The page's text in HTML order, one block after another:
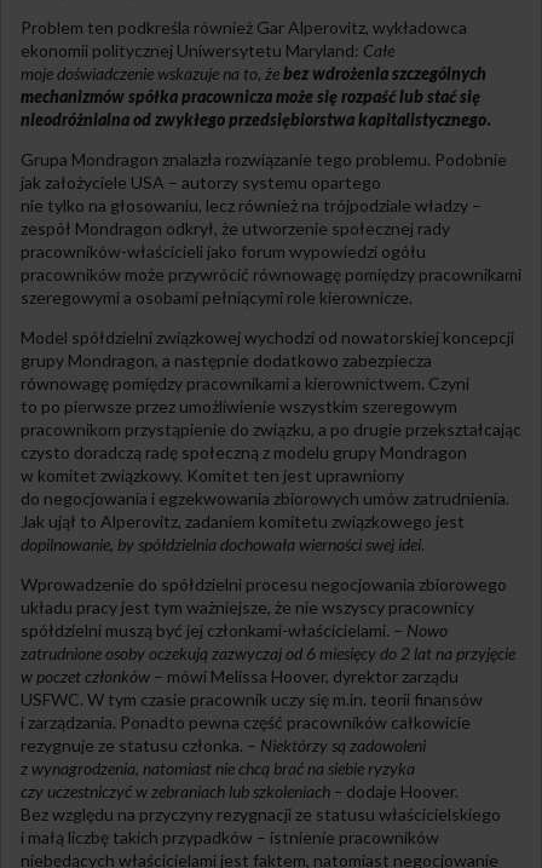
Problem ten podkreśla również Gar Alperovitz, wykładowca
ekonomii politycznej Uniwersytetu Maryland: Całe
moje doświadczenie wskazuje na to, żebez wdrożenia szczególnych
mechanizmów spółka pracownicza może się rozpaść lub stać się
nieodróżnialna od zwykłego przedsiębiorstwa kapitalistycznego.
Grupa Mondragon znalazła rozwiązanie tego problemu. Podobnie
jak założyciele USA – autorzy systemu opartego
nie tylko na głosowaniu, lecz również na trójpodziale władzy –
zespół Mondragon odkrył, że utworzenie społecznej rady
pracowników-właścicieli jako forum wypowiedzi ogółu
pracowników może przywrócić równowagę pomiędzy pracownikami
szeregowymi a osobami pełniącymi role kierownicze.
Model spółdzielni związkowej wychodzi od nowatorskiej koncepcji
grupy Mondragon, a następnie dodatkowo zabezpiecza
równowagę pomiędzy pracownikami a kierownictwem. Czyni
to po pierwsze przez umożliwienie wszystkim szeregowym
pracownikom przystąpienie do związku, a po drugie przekształcając
czysto doradczą radę społeczną z modelu grupy Mondragon
w komitet związkowy. Komitet ten jest uprawniony
do negocjowania i egzekwowania zbiorowych umów zatrudnienia.
Jak ujął to Alperovitz, zadaniem komitetu związkowego jest
dopilnowanie, by spółdzielnia dochowała wierności swej idei.
Wprowadzenie do spółdzielni procesu negocjowania zbiorowego
układu pracy jest tym ważniejsze, że nie wszyscy pracownicy
spółdzielni muszą być jej członkami-właścicielami. – Nowo
zatrudnione osoby oczekują zazwyczaj od 6 miesięcy do 2 lat na przyjęcie
w poczet członków – mówi Melissa Hoover, dyrektor zarządu
USFWC. W tym czasie pracownik uczy się m.in. teorii finansów
i zarządzania. Ponadto pewna część pracowników całkowicie
rezygnuje ze statusu członka. – Niektórzy są zadowoleni
z wynagrodzenia, natomiast nie chcą brać na siebie ryzyka
czy uczestniczyć w zebraniach lub szkoleniach – dodaje Hoover.
Bez względu na przyczyny rezygnacji ze statusu właścicielskiego
i małą liczbę takich przypadków – istnienie pracowników
niebędących właścicielami jest faktem, natomiast negocjowanie